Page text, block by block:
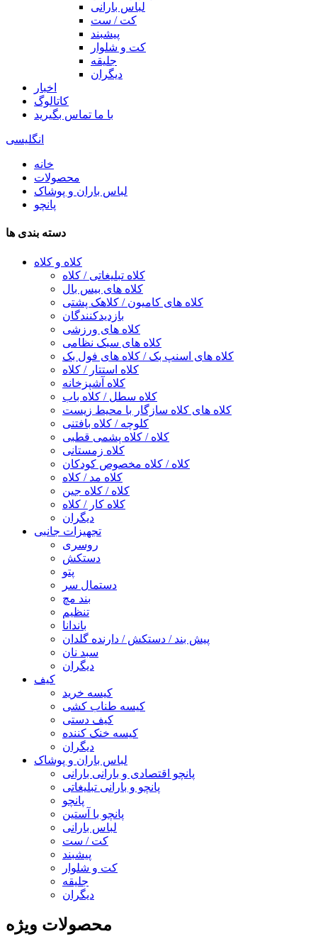
لباس بارانی
کت / ست
پیشبند
کت و شلوار
جلیقه
دیگران
اخبار
کاتالوگ
با ما تماس بگیرید
انگلیسی
خانه
محصولات
لباس باران و پوشاک
پانچو
دسته بندی ها
کلاه و کلاه
کلاه تبلیغاتی / کلاه
کلاه های بیس بال
کلاه های کامیون / کلاهک پشتی
بازدیدکنندگان
کلاه های ورزشی
کلاه های سبک نظامی
کلاه های اسنپ بک / کلاه های فول بک
کلاه استتار / کلاه
کلاه آشپزخانه
کلاه سطل / کلاه باب
کلاه های کلاه سازگار با محیط زیست
کلوچه / کلاه بافتنی
کلاه / کلاه پشمی قطبی
کلاه زمستانی
کلاه / کلاه مخصوص کودکان
کلاه مد / کلاه
کلاه / کلاه جین
کلاه کار / کلاه
دیگران
تجهیزات جانبی
روسری
دستکش
پتو
دستمال سر
بند مچ
تنظیم
باندانا
پیش بند / دستکش / دارنده گلدان
سبد نان
دیگران
کیف
کیسه خرید
کیسه طناب کشی
کیف دستی
کیسه خنک کننده
دیگران
لباس باران و پوشاک
پانچو اقتصادی و بارانی بارانی
پانچو و بارانی تبلیغاتی
پانچو
پانچو با آستین
لباس بارانی
کت / ست
پیشبند
کت و شلوار
جلیقه
دیگران
محصولات ویژه